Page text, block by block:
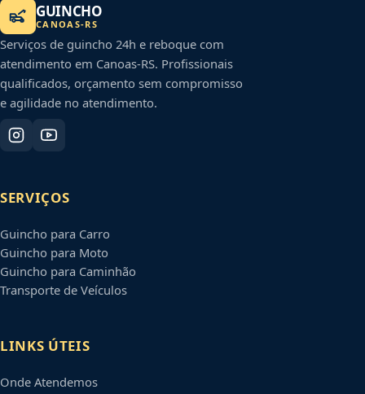
GUINCHO
CANOAS-RS
Serviços de guincho 24h e reboque com
atendimento em Canoas-RS. Profissionais
qualificados, orçamento sem compromisso
e agilidade no atendimento.
SERVIÇOS
Guincho para Carro
Guincho para Moto
Guincho para Caminhão
Transporte de Veículos
LINKS ÚTEIS
Onde Atendemos